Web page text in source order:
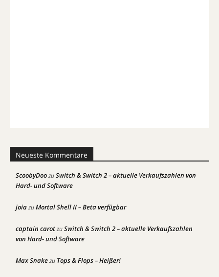
Neueste Kommentare
ScoobyDoozuSwitch & Switch 2 – aktuelle Verkaufszahlen von
Hard- und Software
joiazuMortal Shell II – Beta verfügbar
captain carotzuSwitch & Switch 2 – aktuelle Verkaufszahlen
von Hard- und Software
Max Snakezu Tops & Flops – Heißer!